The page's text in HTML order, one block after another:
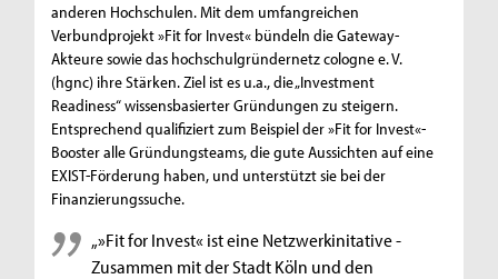
anderen Hochschulen. Mit dem umfangreichen
Verbundprojekt »Fit for Invest« bündeln die Gateway-
Akteure sowie das hochschulgründernetz cologne e. V.
(hgnc) ihre Stärken. Ziel ist es u.a., die „Investment
Readiness“ wissensbasierter Gründungen zu steigern.
Entsprechend qualifiziert zum Beispiel der »Fit for Invest«-
Booster alle Gründungsteams, die gute Aussichten auf eine
EXIST-Förderung haben, und unterstützt sie bei der
Finanzierungssuche.
„»Fit for Invest« ist eine Netzwerkinitative -
Zusammen mit der Stadt Köln und den